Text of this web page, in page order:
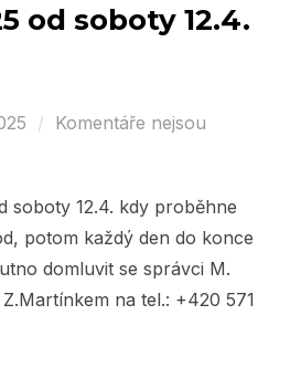
od soboty 12.4.
Komentáře nejsou
soboty 12.4. kdy proběhne
potom každý den do konce
domluvit se správci M.
na tel.: +420 571